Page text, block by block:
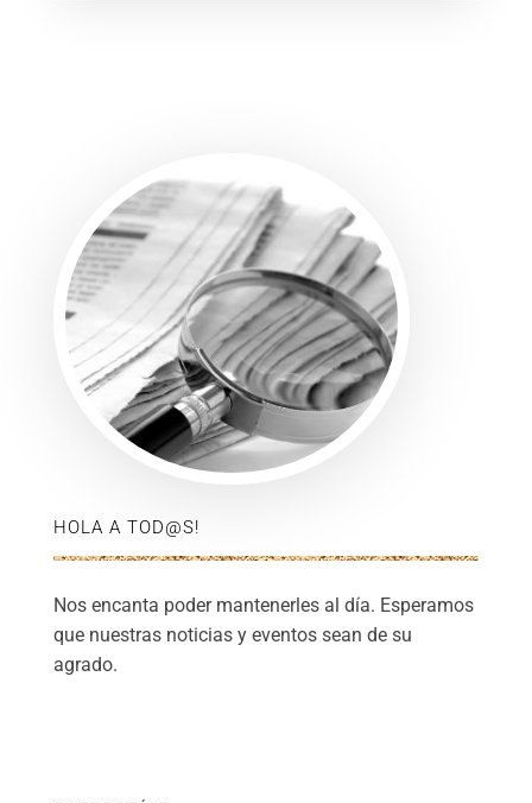
HOLA A TOD@S!
Nos encanta poder mantenerles al día. Esperamos
que nuestras noticias y eventos sean de su
agrado.